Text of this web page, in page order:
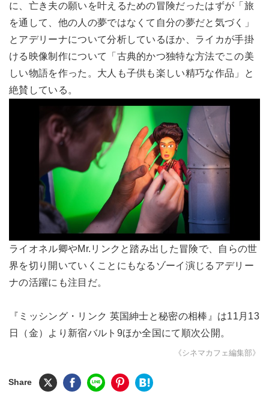
に、亡き夫の願いを叶えるための冒険だったはずが「旅
を通して、他の人の夢ではなくて自分の夢だと気づく」
とアデリーナについて分析しているほか、ライカが手掛
ける映像制作について「古典的かつ独特な方法でこの美
しい物語を作った。大人も子供も楽しい精巧な作品」と
絶賛している。
ライオネル卿やMr.リンクと踏み出した冒険で、自らの世
界を切り開いていくことにもなるゾーイ演じるアデリー
ナの活躍にも注目だ。
『ミッシング・リンク 英国紳士と秘密の相棒』は11月13
日（金）より新宿バルト9ほか全国にて順次公開。
《シネマカフェ編集部》